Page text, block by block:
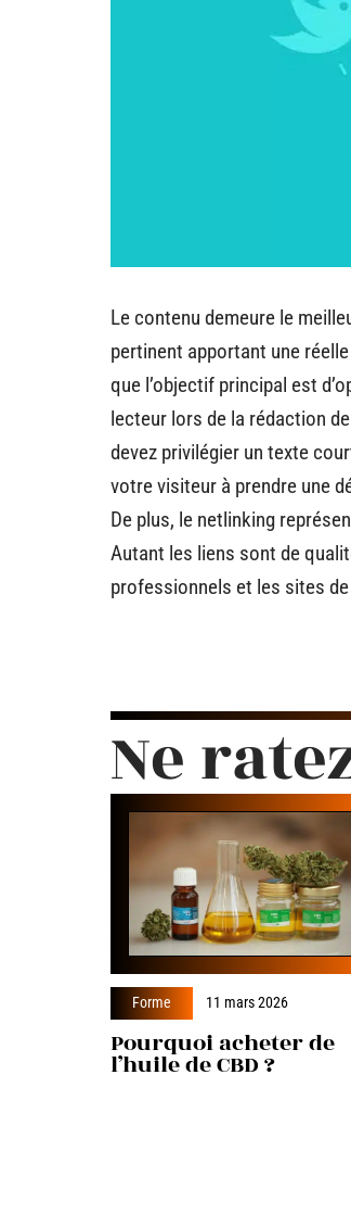
Le contenu demeure le
pertinent apportant une
que l’objectif principal est
lecteur lors de la rédaction
devez privilégier un texte
votre visiteur à prendre une
De plus, le netlinking
Autant les liens sont de
professionnels et les sites
Ne
Forme 11 mars 2026
Pourquoi acheter de
l’huile de CBD ?